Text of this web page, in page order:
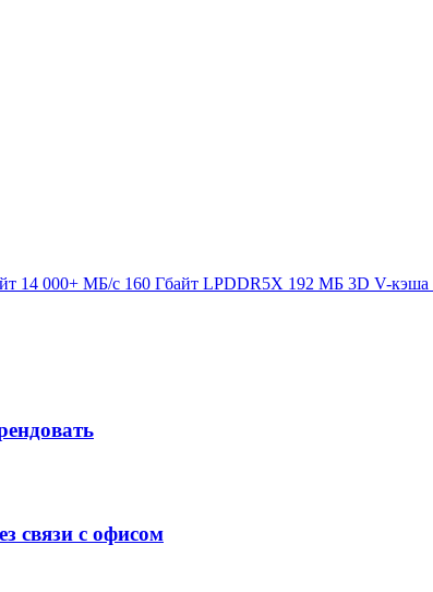
14 000+ МБ/с 160 Гбайт LPDDR5X 192 МБ 3D V-кэша
связи с офисом